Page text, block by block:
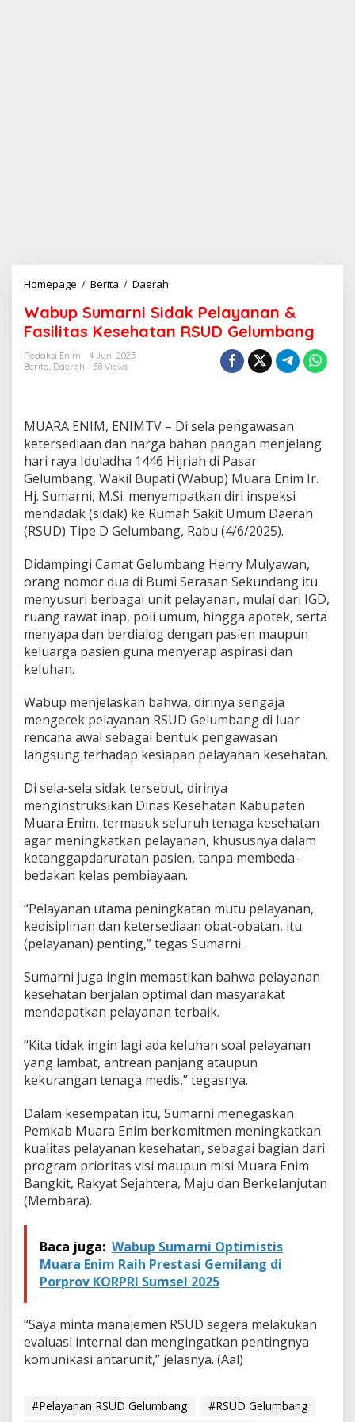
Homepage / Berita / Daerah
b
u
p
n
i
S
d
a
k
P
e
a
y
a
n
a
n
&
s
i
l
i
t
s
K
e
s
e
h
a
t
n
R
S
U
G
e
l
m
a
n
Wabup Sumarni Sidak Pelayanan &
Fasilitas Kesehatan RSUD Gelumbang
Redaksi Enim
4 Juni 2025
Berita, Daerah 58 Views
MUARA ENIM, ENIMTV – Di sela pengawasan
ketersediaan dan harga bahan pangan menjelang
hari raya Iduladha 1446 Hijriah di Pasar
Gelumbang, Wakil Bupati (Wabup) Muara Enim Ir.
Hj. Sumarni, M.Si. menyempatkan diri inspeksi
mendadak (sidak) ke Rumah Sakit Umum Daerah
(RSUD) Tipe D Gelumbang, Rabu (4/6/2025).
Didampingi Camat Gelumbang Herry Mulyawan,
orang nomor dua di Bumi Serasan Sekundang itu
menyusuri berbagai unit pelayanan, mulai dari IGD,
ruang rawat inap, poli umum, hingga apotek, serta
menyapa dan berdialog dengan pasien maupun
keluarga pasien guna menyerap aspirasi dan
keluhan.
Wabup menjelaskan bahwa, dirinya sengaja
mengecek pelayanan RSUD Gelumbang di luar
rencana awal sebagai bentuk pengawasan
langsung terhadap kesiapan pelayanan kesehatan.
Di sela-sela sidak tersebut, dirinya
menginstruksikan Dinas Kesehatan Kabupaten
Muara Enim, termasuk seluruh tenaga kesehatan
agar meningkatkan pelayanan, khususnya dalam
ketanggapdaruratan pasien, tanpa membeda-
bedakan kelas pembiayaan.
“Pelayanan utama peningkatan mutu pelayanan,
kedisiplinan dan ketersediaan obat-obatan, itu
(pelayanan) penting,” tegas Sumarni.
Sumarni juga ingin memastikan bahwa pelayanan
kesehatan berjalan optimal dan masyarakat
mendapatkan pelayanan terbaik.
“Kita tidak ingin lagi ada keluhan soal pelayanan
yang lambat, antrean panjang ataupun
kekurangan tenaga medis,” tegasnya.
Dalam kesempatan itu, Sumarni menegaskan
Pemkab Muara Enim berkomitmen meningkatkan
kualitas pelayanan kesehatan, sebagai bagian dari
program prioritas visi maupun misi Muara Enim
Bangkit, Rakyat Sejahtera, Maju dan Berkelanjutan
(Membara).
Baca juga: Wabup Sumarni Optimistis
Muara Enim Raih Prestasi Gemilang di
Porprov KORPRI Sumsel 2025
“Saya minta manajemen RSUD segera melakukan
evaluasi internal dan mengingatkan pentingnya
komunikasi antarunit,” jelasnya. (Aal)
#Pelayanan RSUD Gelumbang #RSUD Gelumbang